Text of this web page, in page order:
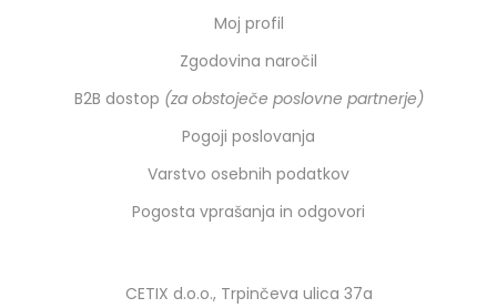
Moj profil
Zgodovina naročil
B2B dostop (za obstoječe poslovne partnerje)
Pogoji poslovanja
Varstvo osebnih podatkov
Pogosta vprašanja in odgovori
CETIX d.o.o., Trpinčeva ulica 37a